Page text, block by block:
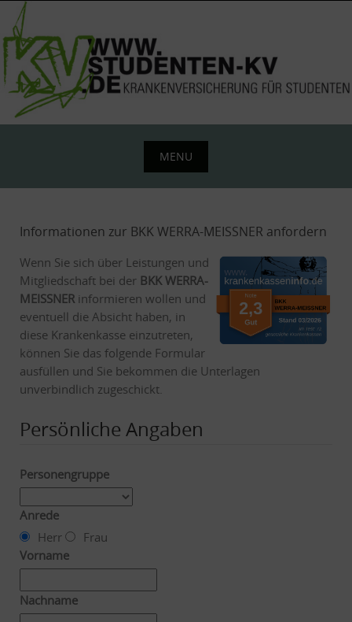
Skip
content
MENU
Skip
content
Informationen zur BKK WERRA-MEISSNER anfordern
Wenn Sie sich über Leistungen und
Mitgliedschaft bei der BKK WERRA-
MEISSNER informieren wollen und
eventuell die Absicht haben, in
diese Krankenkasse einzutreten,
können Sie das folgende Formular
ausfüllen und Sie bekommen die Unterlagen
unverbindlich zugeschickt.
Persönliche Angaben
Personengruppe
Anrede
Herr
Frau
Vorname
Nachname